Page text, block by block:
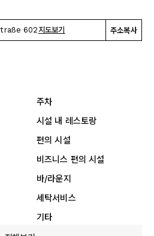
602 지도보기 주소복사
주차
시설 내 레스토랑
편의 시설
비즈니스 편의 시설
바/라운지
세탁서비스
기타